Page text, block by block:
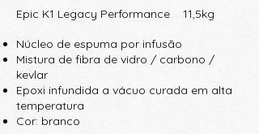
Epic K1 Legacy Performance 11,5kg
Núcleo de espuma por infusão​
Mistura de fibra de vidro / carbono /
kevlar
Epoxi infundida a vácuo curada em alta
temperatura
Cor: branco